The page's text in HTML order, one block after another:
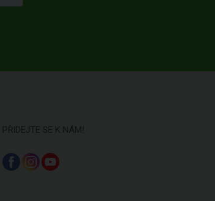
PŘIDEJTE SE K NÁM!